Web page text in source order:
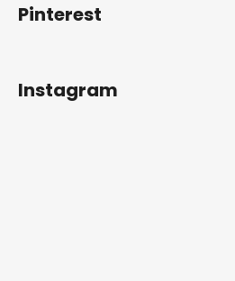
Pinterest
Instagram